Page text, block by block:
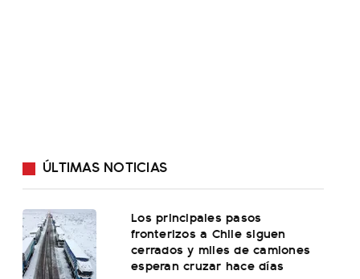
ÚLTIMAS NOTICIAS
Los principales pasos
fronterizos a Chile siguen
cerrados y miles de camiones
esperan cruzar hace días